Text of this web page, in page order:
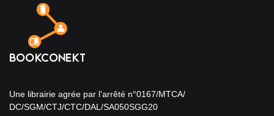
Une librairie agrée par l'arrêté n°0167/MTCA/
DC/SGM/CTJ/CTC/DAL/SA050SGG20